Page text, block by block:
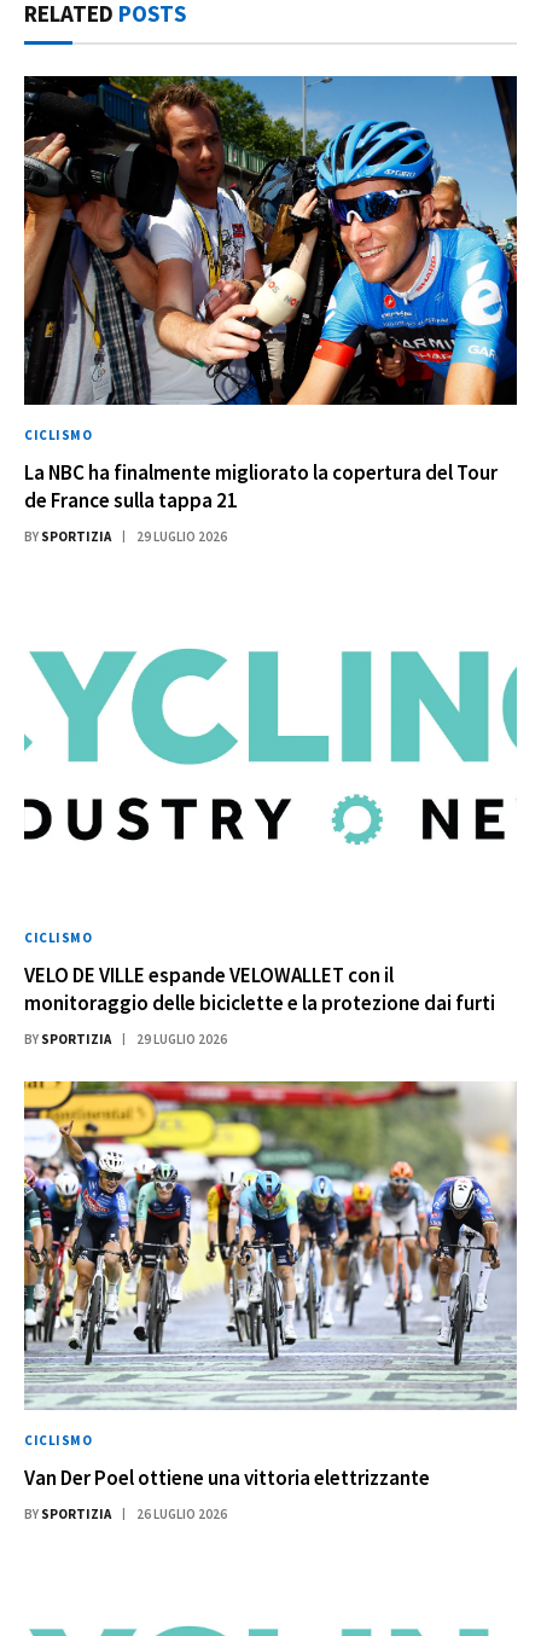
RELATED POSTS
CICLISMO
La NBC ha finalmente migliorato la copertura del Tour
de France sulla tappa 21
BY SPORTIZIA 29 LUGLIO 2026
CICLISMO
VELO DE VILLE espande VELOWALLET con il
monitoraggio delle biciclette e la protezione dai furti
BY SPORTIZIA 29 LUGLIO 2026
CICLISMO
Van Der Poel ottiene una vittoria elettrizzante
BY SPORTIZIA 26 LUGLIO 2026